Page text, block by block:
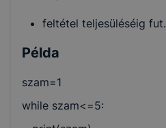
feltétel teljesüléséig fut.
Példa
szam=1
while szam<=5: